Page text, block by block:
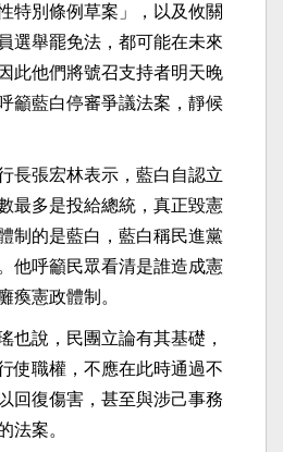
特別條例草案」，以及攸關
選舉罷免法，都可能在未來
此他們將號召支持者明天晚
籲藍白停審爭議法案，靜候
長張宏林表示，藍白自認立
最多是投給總統，真正毀憲
制的是藍白，藍白稱民進黨
他呼籲民眾看清是誰造成憲
瘓憲政體制。
也說，民團立論有其基礎，
使職權，不應在此時通過不
回復傷害，甚至與涉己事務
法案。